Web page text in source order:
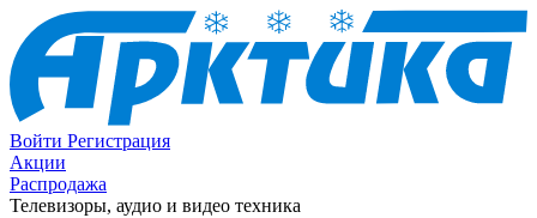
Войти Регистрация
Акции
Распродажа
Телевизоры, аудио и видео техника